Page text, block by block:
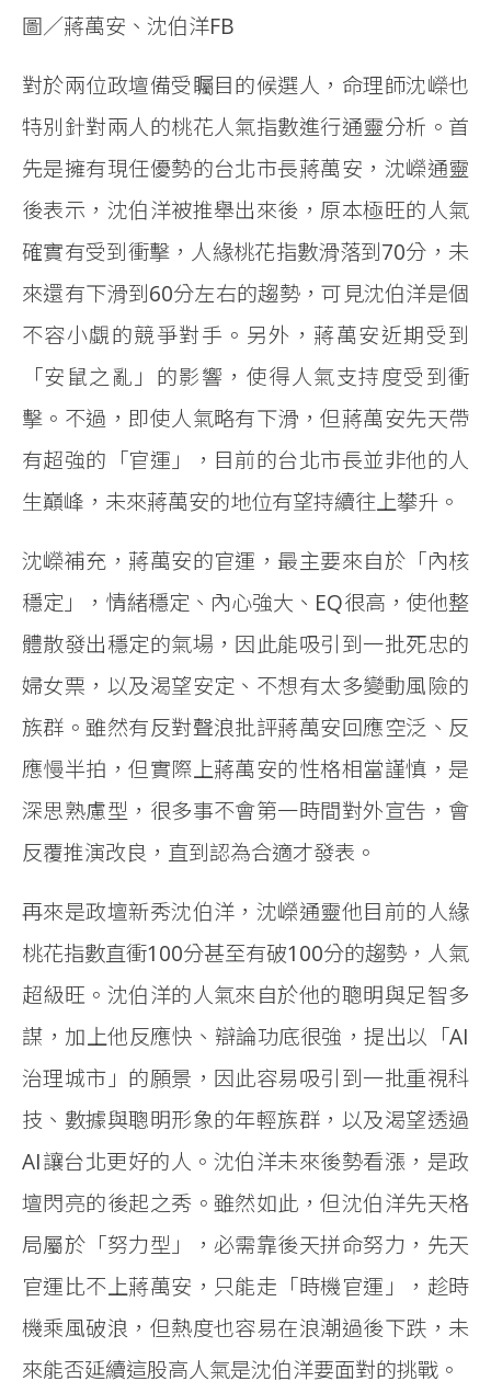
圖／蔣萬安、沈伯洋FB
對於兩位政壇備受矚目的候選人，命理師沈嶸也
特別針對兩人的桃花人氣指數進行通靈分析。首
先是擁有現任優勢的台北市長蔣萬安，沈嶸通靈
後表示，沈伯洋被推舉出來後，原本極旺的人氣
確實有受到衝擊，人緣桃花指數滑落到70分，未
來還有下滑到60分左右的趨勢，可見沈伯洋是個
不容小覷的競爭對手。另外，蔣萬安近期受到
「安鼠之亂」的影響，使得人氣支持度受到衝
擊。不過，即使人氣略有下滑，但蔣萬安先天帶
有超強的「官運」，目前的台北市長並非他的人
生巔峰，未來蔣萬安的地位有望持續往上攀升。
沈嶸補充，蔣萬安的官運，最主要來自於「內核
穩定」，情緒穩定、內心強大、EQ很高，使他整
體散發出穩定的氣場，因此能吸引到一批死忠的
婦女票，以及渴望安定、不想有太多變動風險的
族群。雖然有反對聲浪批評蔣萬安回應空泛、反
應慢半拍，但實際上蔣萬安的性格相當謹慎，是
深思熟慮型，很多事不會第一時間對外宣告，會
反覆推演改良，直到認為合適才發表。
再來是政壇新秀沈伯洋，沈嶸通靈他目前的人緣
桃花指數直衝100分甚至有破100分的趨勢，人氣
超級旺。沈伯洋的人氣來自於他的聰明與足智多
謀，加上他反應快、辯論功底很強，提出以「AI
治理城市」的願景，因此容易吸引到一批重視科
技、數據與聰明形象的年輕族群，以及渴望透過
AI讓台北更好的人。沈伯洋未來後勢看漲，是政
壇閃亮的後起之秀。雖然如此，但沈伯洋先天格
局屬於「努力型」，必需靠後天拼命努力，先天
官運比不上蔣萬安，只能走「時機官運」，趁時
機乘風破浪，但熱度也容易在浪潮過後下跌，未
來能否延續這股高人氣是沈伯洋要面對的挑戰。